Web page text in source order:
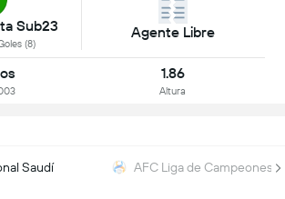
Sub23
(8)
Agente Libre
1.86
Altura
Saudí AFC Liga de Campeones